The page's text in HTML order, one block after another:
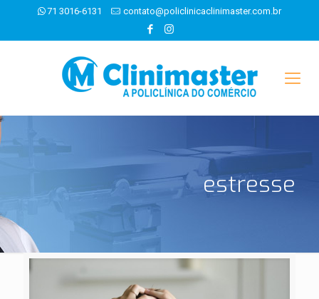
71 3016-6131 contato@policlinicaclinimaster.com.br
estresse